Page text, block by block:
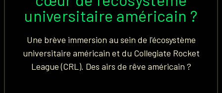
universitaire américain ?
Une brève immersion au sein de l'écosystème
universitaire américain et du Collegiate Rocket
League (CRL). Des airs de rêve américain ?